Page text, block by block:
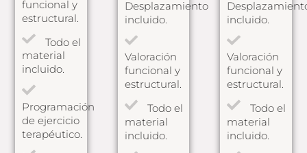
funcional y
estructural.
Todo el
material
incluido.
Programación
de ejercicio
terapéutico.
Desplazamiento
incluido.
Valoración
funcional y
estructural.
Todo el
material
incluido.
incluido.
Valoración
funcional y
estructural.
Todo el
material
incluido.